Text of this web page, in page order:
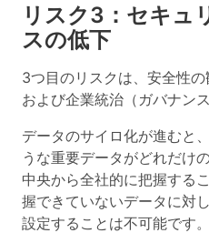
リスク3：セキュ
スの低下
3つ目のリスクは、安全性の
および企業統治（ガバナン
データのサイロ化が進むと
うな重要データがどれだけ
中央から全社的に把握する
握できていないデータに対
設定することは不可能です。